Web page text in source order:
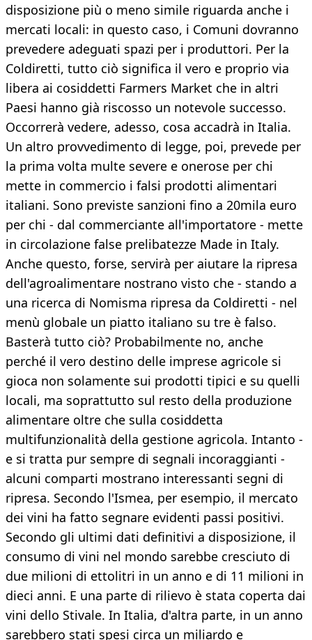
disposizione più o meno simile riguarda anche i
mercati locali: in questo caso, i Comuni dovranno
prevedere adeguati spazi per i produttori. Per la
Coldiretti, tutto ciò significa il vero e proprio via
libera ai cosiddetti Farmers Market che in altri
Paesi hanno già riscosso un notevole successo.
Occorrerà vedere, adesso, cosa accadrà in Italia.
Un altro provvedimento di legge, poi, prevede per
la prima volta multe severe e onerose per chi
mette in commercio i falsi prodotti alimentari
italiani. Sono previste sanzioni fino a 20mila euro
per chi - dal commerciante all'importatore - mette
in circolazione false prelibatezze Made in Italy.
Anche questo, forse, servirà per aiutare la ripresa
dell'agroalimentare nostrano visto che - stando a
una ricerca di Nomisma ripresa da Coldiretti - nel
menù globale un piatto italiano su tre è falso.
Basterà tutto ciò? Probabilmente no, anche
perché il vero destino delle imprese agricole si
gioca non solamente sui prodotti tipici e su quelli
locali, ma soprattutto sul resto della produzione
alimentare oltre che sulla cosiddetta
multifunzionalità della gestione agricola. Intanto -
e si tratta pur sempre di segnali incoraggianti -
alcuni comparti mostrano interessanti segni di
ripresa. Secondo l'Ismea, per esempio, il mercato
dei vini ha fatto segnare evidenti passi positivi.
Secondo gli ultimi dati definitivi a disposizione, il
consumo di vini nel mondo sarebbe cresciuto di
due milioni di ettolitri in un anno e di 11 milioni in
dieci anni. E una parte di rilievo è stata coperta dai
vini dello Stivale. In Italia, d'altra parte, in un anno
sarebbero stati spesi circa un miliardo e